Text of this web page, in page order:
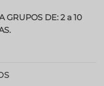
GRUPOS DE: 2 a 10